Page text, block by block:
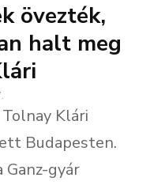
övezték,
halt meg
Klári
Budapesten.
Ganz-gyár